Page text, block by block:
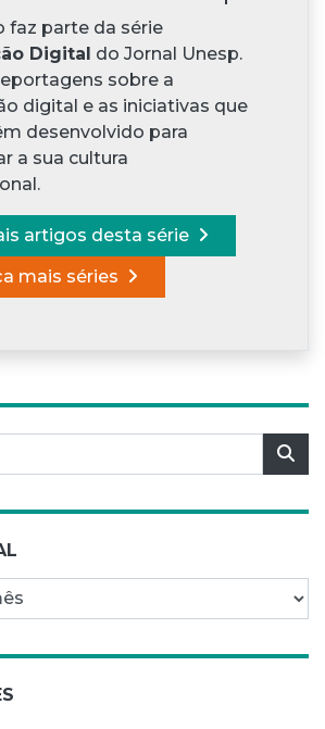
faz parte da série
Digital do Jornal Unesp.
sobre a
digital e as iniciativas que
desenvolvido para
a sua cultura
artigos desta série
mais séries